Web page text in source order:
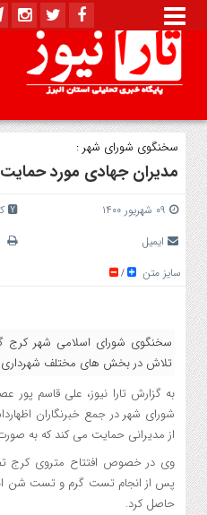
سخنگوی شورای شهر :
مدیران جهادی مورد
۰۹ شهریور ۱۴۰۰
ایمیل
سایز متن
/
سخنگوی شورای اسلامی شهر کرج
تلاش در بخش های مختلف شهرداری
به گزارش تارا نیوز، علی قاسم
شورای شهر در جمع خبرنگاران
از مدیرانی حمایت می کند که به صورت
وی در خصوص افتتاح متروی کرج
پس از انجام تست گرم و تست شن
حاصل کرد.